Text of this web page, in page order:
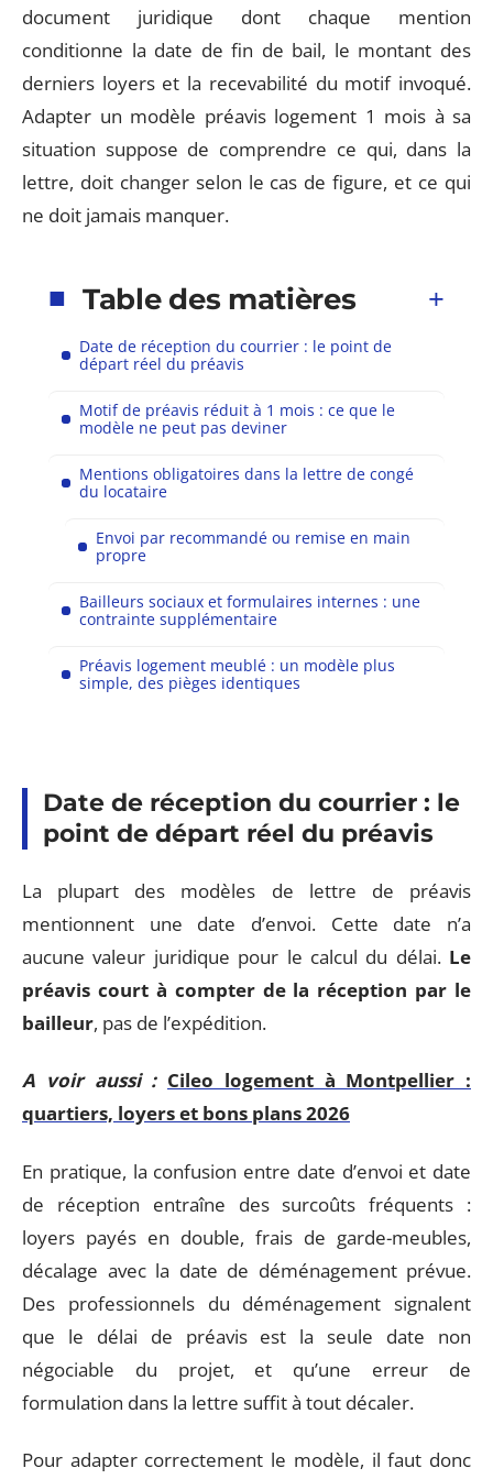
document juridique dont chaque mention
conditionne la date de fin de bail, le montant des
derniers loyers et la recevabilité du motif invoqué.
Adapter un modèle préavis logement 1 mois à sa
situation suppose de comprendre ce qui, dans la
lettre, doit changer selon le cas de figure, et ce qui
ne doit jamais manquer.
Table des matières
Date de réception du courrier : le point de
départ réel du préavis
Motif de préavis réduit à 1 mois : ce que le
modèle ne peut pas deviner
Mentions obligatoires dans la lettre de congé
du locataire
Envoi par recommandé ou remise en main
propre
Bailleurs sociaux et formulaires internes : une
contrainte supplémentaire
Préavis logement meublé : un modèle plus
simple, des pièges identiques
Date de réception du courrier : le
point de départ réel du préavis
La plupart des modèles de lettre de préavis
mentionnent une date d’envoi. Cette date n’a
aucune valeur juridique pour le calcul du délai. Le
préavis court à compter de la réception par le
bailleur, pas de l’expédition.
A voir aussi : Cileo logement à Montpellier :
quartiers, loyers et bons plans 2026
En pratique, la confusion entre date d’envoi et date
de réception entraîne des surcoûts fréquents :
loyers payés en double, frais de garde-meubles,
décalage avec la date de déménagement prévue.
Des professionnels du déménagement signalent
que le délai de préavis est la seule date non
négociable du projet, et qu’une erreur de
formulation dans la lettre suffit à tout décaler.
Pour adapter correctement le modèle, il faut donc